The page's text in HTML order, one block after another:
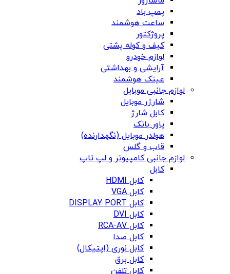
پمپ باد
ساعت هوشمند
پروژکتور
کیف و کوله پشتی
لوازم خودرو
آرایشی و بهداشتی
عینک هوشمند
لوازم جانبی موبایل
شارژر موبایل
کابل شارژ
پاور بانک
هولدر موبایل (نگهدارنده)
قاب و گلس
لوازم جانبی کامپیوتر و لپ تاپ
کابل
کابل HDMI
کابل VGA
کابل DISPLAY PORT
کابل DVI
کابل RCA-AV
کابل صدا
کابل نوری (اپتیکال)
کابل برق
کابل تلفن